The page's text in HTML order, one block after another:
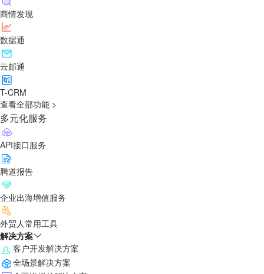
商情发现
数据通
云邮通
T-CRM
查看全部功能 >
多元化服务
API接口服务
腾道报告
企业出海增值服务
外贸人常用工具
解决方案
客户开发解决方案
全场景解决方案